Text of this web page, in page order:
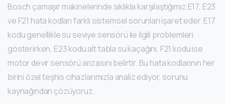
Bosch çamaşır makinelerinde sıklıkla karşılaştığımız E17, E23
ve F21 hata kodları farklı sistemsel sorunları işaret eder. E17
kodu genellikle su seviye sensörü ile ilgili problemleri
gösterirken, E23 kodu alt tabla su kaçağını, F21 kodu ise
motor devir sensörü arızasını belirtir. Bu hata kodlarının her
birini özel teşhis cihazlarımızla analiz ediyor, sorunu
kaynağından çözüyoruz.